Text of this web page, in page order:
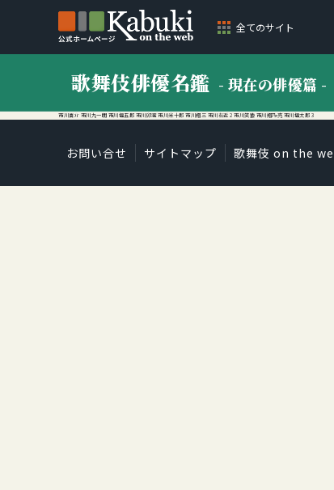
全てのサイト
歌舞伎俳優名鑑 - 現在の俳優篇 -
市川喜介 市川九一朗 市川福五郎 市川卯瀧 市川米十郎 市川翔三 市川右近 2 市川笑猿 市川翔乃亮 市川福太郎 3
お問い合せ サイトマップ 歌舞伎 on the